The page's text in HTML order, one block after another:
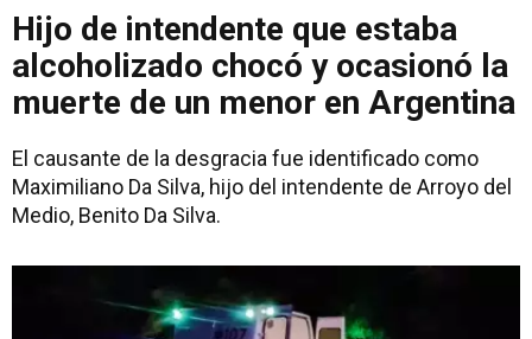
Hijo de intendente que estaba
alcoholizado chocó y ocasionó la
muerte de un menor en Argentina
El causante de la desgracia fue identificado como
Maximiliano Da Silva, hijo del intendente de Arroyo del
Medio, Benito Da Silva.